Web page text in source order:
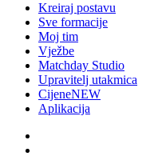
Kreiraj postavu
Sve formacije
Moj tim
Vježbe
Matchday Studio
Upravitelj utakmica
CijeneNEW
Aplikacija